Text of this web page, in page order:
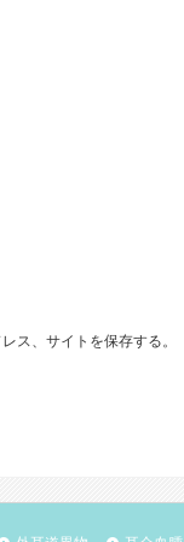
ス、サイトを保存する。